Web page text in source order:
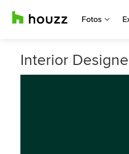
Fotos
Interior